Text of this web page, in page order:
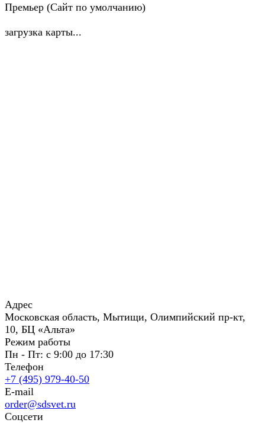
Премьер (Сайт по умолчанию)
загрузка карты...
Адрес
Московская область, Мытищи, Олимпийский пр-кт,
10, БЦ «Альта»
Режим работы
Пн - Пт: с 9:00 до 17:30
Телефон
+7 (495) 979-40-50
E-mail
order@sdsvet.ru
Соцсети